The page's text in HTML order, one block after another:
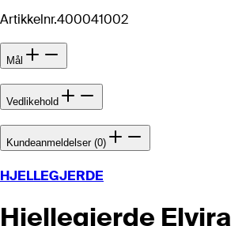
Artikkelnr.400041002
Mål
Vedlikehold
Kundeanmeldelser (0)
HJELLEGJERDE
Hjellegjerde Elvira